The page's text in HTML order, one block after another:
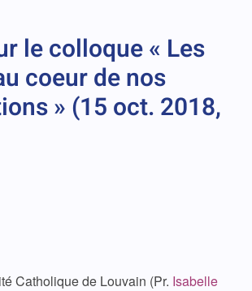
le colloque « Les
coeur de nos
» (15 oct. 2018,
Catholique de Louvain (Pr. Isabelle